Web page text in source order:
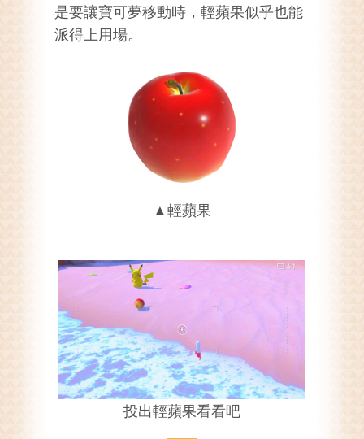
是要讓寶可夢移動時，輕蘋果似乎也能
派得上用場。
▲輕蘋果
投出輕蘋果看看吧